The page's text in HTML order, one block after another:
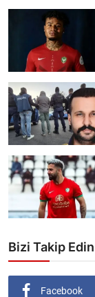
Bizi Takip Edin
Facebook